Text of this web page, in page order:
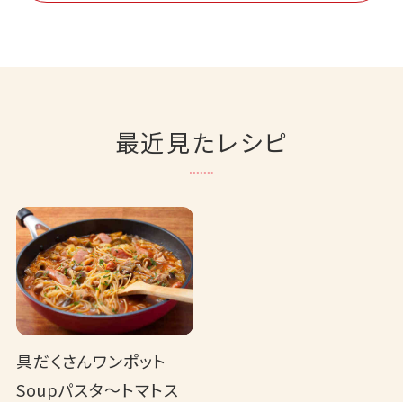
最近見たレシピ
具だくさんワンポット
Soupパスタ～トマトス